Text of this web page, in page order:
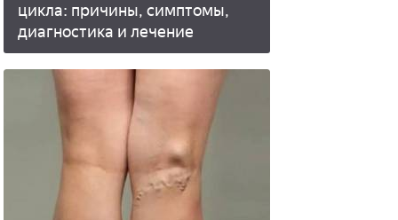
цикла: причины, симптомы,
диагностика и лечение